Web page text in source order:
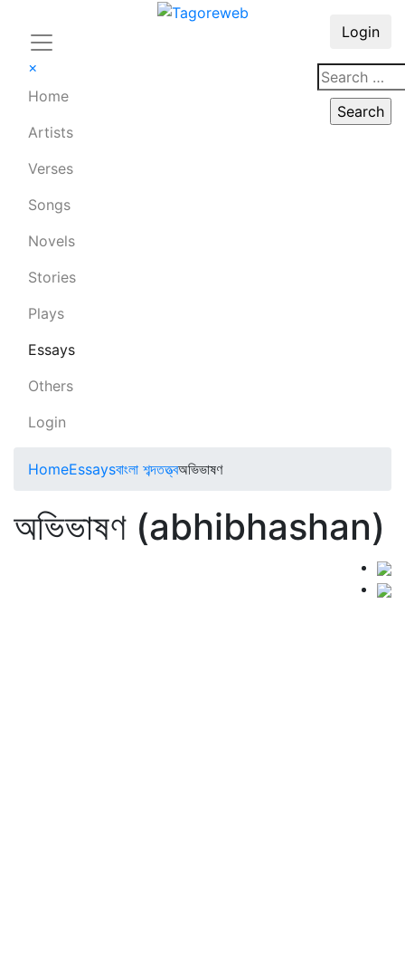
×
Home
Artists
Verses
Songs
Novels
Stories
Plays
Essays
Others
Login
Login
HomeEssaysবাংলা শব্দতত্ত্বঅভিভাষণ
অভিভাষণ (abhibhashan)